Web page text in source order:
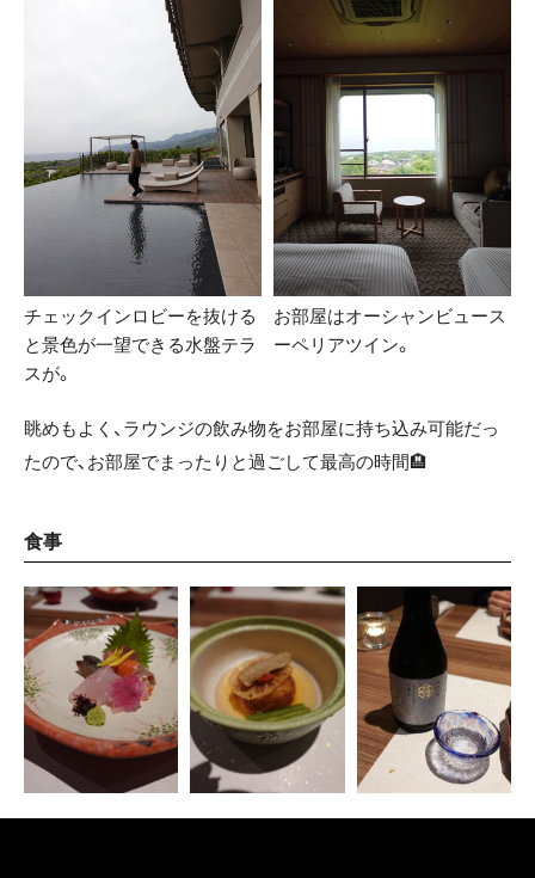
チェックインロビーを抜ける
と景色が一望できる水盤テラ
スが。
お部屋はオーシャンビュース
ーペリアツイン。
眺めもよく、ラウンジの飲み物をお部屋に持ち込み可能だっ
たので、お部屋でまったりと過ごして最高の時間🏨
食事